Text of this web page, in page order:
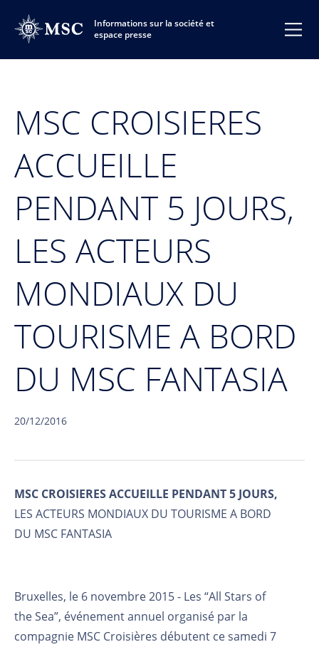
Informations sur la société et
espace presse
MSC CROISIERES
ACCUEILLE
PENDANT 5 JOURS,
LES ACTEURS
MONDIAUX DU
TOURISME A BORD
DU MSC FANTASIA
20/12/2016
MSC CROISIERES ACCUEILLE PENDANT 5 JOURS,
LES ACTEURS MONDIAUX DU TOURISME A BORD
DU MSC FANTASIA
Bruxelles, le 6 novembre 2015 - Les “All Stars of
the Sea”, événement annuel organisé par la
compagnie MSC Croisières débutent ce samedi 7